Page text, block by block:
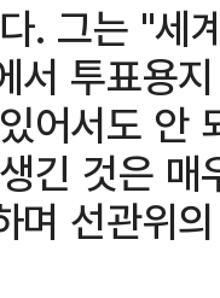
. 그는 "세
서 투표용
어서도 안
긴 것은
며 선관위